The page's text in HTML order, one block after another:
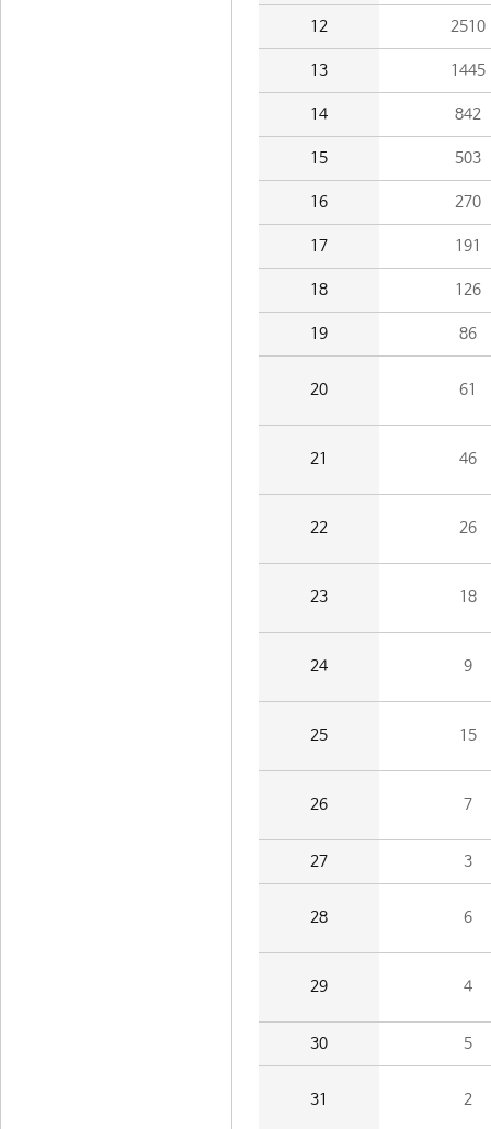
12 2510
13 1445
14 842
15 503
16 270
17 191
18 126
19 86
20 61
21 46
22 26
23 18
24 9
25 15
26 7
27 3
28 6
29 4
30 5
31 2